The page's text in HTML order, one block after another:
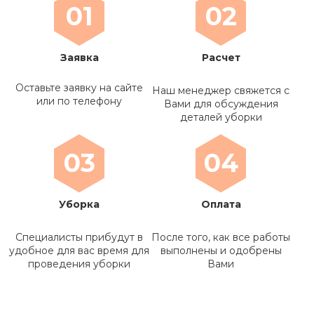
01
Заявка
Оставьте заявку на сайте
или по телефону
02
Расчет
Наш менеджер свяжется с
Вами для обсуждения
деталей уборки
03
Уборка
Специалисты прибудут в
удобное для вас время для
проведения уборки
04
Оплата
После того, как все работы
выполнены и одобрены
Вами